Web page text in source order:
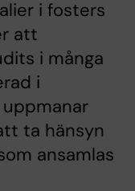
i fosters
att
i många
i
ta hänsyn
ansamlas